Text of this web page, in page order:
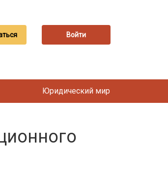
Войти
Юридический мир